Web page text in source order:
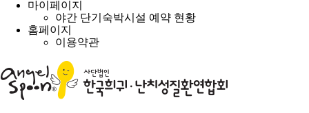
마이페이지
야간 단기숙박시설 예약 현황
홈페이지
이용약관